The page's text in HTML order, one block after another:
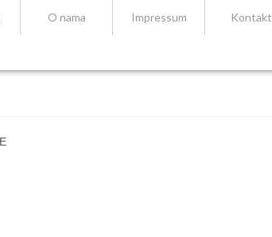
O nama Impressum Kontakt